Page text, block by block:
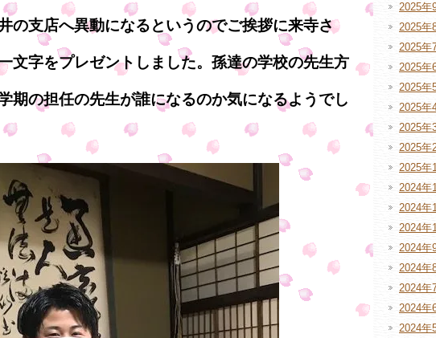
の支店へ異動になるというのでご挨拶に来寺さ
文字をプレゼントしました。孫達の学校の先生方
期の担任の先生が誰になるのか気になるようでし
2025年
2025年
2025年
2025年
2025年
2025年
2025年
2025年
2025年
2024年
2024年
2024年
2024年
2024年
2024年
2024年
2024年